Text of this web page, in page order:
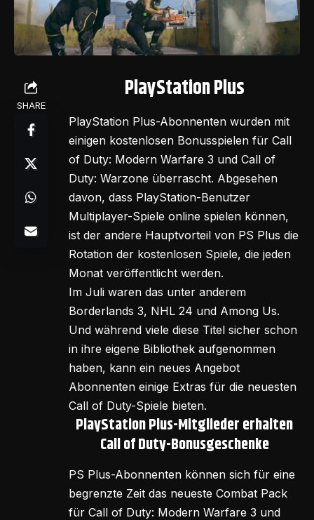
SHARE
PlayStation Plus
PlayStation Plus-Abonnenten wurden mit
einigen kostenlosen Bonusspielen für Call
of Duty: Modern Warfare 3 und Call of
Duty: Warzone überrascht. Abgesehen
davon, dass PlayStation-Benutzer
Multiplayer-Spiele online spielen können,
ist der andere Hauptvorteil von PS Plus die
Rotation der kostenlosen Spiele, die jeden
Monat veröffentlicht werden.
Im Juli waren das unter anderem
Borderlands 3, NHL 24 und Among Us.
Und während viele diese Titel sicher schon
in ihre eigene Bibliothek aufgenommen
haben, kann ein neues Angebot
Abonnenten einige Extras für die neuesten
Call of Duty-Spiele bieten.
PlayStation Plus-Mitglieder erhalten
Call of Duty-Bonusgeschenke
PS Plus-Abonnenten können sich für eine
begrenzte Zeit das neueste Combat Pack
für Call of Duty: Modern Warfare 3 und